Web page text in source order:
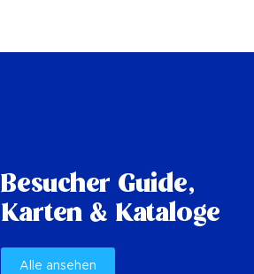
Besucher Guide,
Karten & Kataloge
Alle ansehen